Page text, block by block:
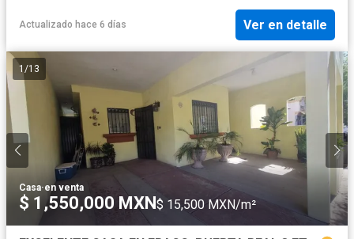
Actualizado hace 6 días Ver en detalle
1/13
Casa·en venta
$ 1,550,000 MXN $ 15,500 MXN/m²